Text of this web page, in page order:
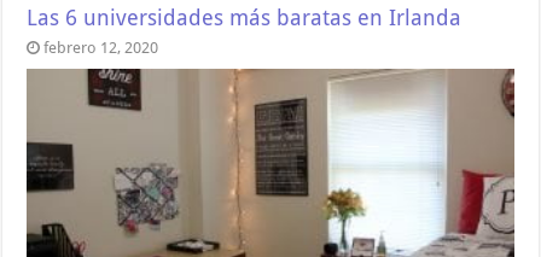
Las 6 universidades más baratas en Irlanda
febrero 12, 2020